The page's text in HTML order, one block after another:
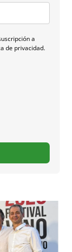
a
de privacidad.